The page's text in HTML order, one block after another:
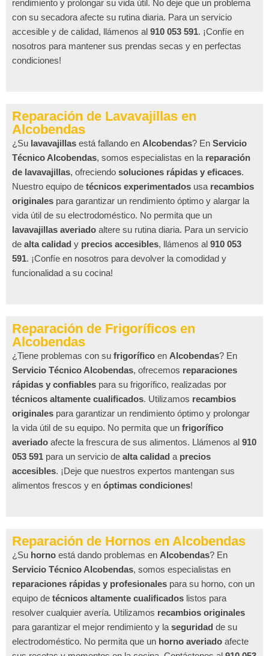
rendimiento y prolongar su vida útil. No deje que un problema
con su secadora afecte su rutina diaria. Para un servicio
accesible y de calidad, llámenos al 910 053 591. ¡Confíe en
nosotros para mantener sus prendas secas y en perfectas
condiciones!
Reparación de Lavavajillas en
Alcobendas
¿Su lavavajillas está fallando en Alcobendas? En Servicio
Técnico Alcobendas, somos especialistas en la reparación
de lavavajillas, ofreciendo soluciones rápidas y eficaces.
Nuestro equipo de técnicos experimentados usa recambios
originales para garantizar un rendimiento óptimo y alargar la
vida útil de su electrodoméstico. No permita que un
lavavajillas averiado altere su rutina diaria. Para un servicio
de alta calidad y precios accesibles, llámenos al 910 053
591. ¡Confíe en nosotros para devolver la comodidad y
funcionalidad a su cocina!
Reparación de Frigoríficos en
Alcobendas
¿Tiene problemas con su frigorífico en Alcobendas? En
Servicio Técnico Alcobendas, ofrecemos reparaciones
rápidas y confiables para su frigorífico, realizadas por
técnicos altamente cualificados. Utilizamos recambios
originales para garantizar un rendimiento óptimo y prolongar
la vida útil de su equipo. No permita que un frigorífico
averiado afecte la frescura de sus alimentos. Llámenos al 910
053 591 para un servicio de alta calidad a precios
accesibles. ¡Deje que nuestros expertos mantengan sus
alimentos frescos y en óptimas condiciones!
Reparación de Hornos en Alcobendas
¿Su horno está dando problemas en Alcobendas? En
Servicio Técnico Alcobendas, somos especialistas en
reparaciones rápidas y profesionales para su horno, con un
equipo de técnicos altamente cualificados listos para
resolver cualquier avería. Utilizamos recambios originales
para garantizar el mejor rendimiento y la seguridad de su
electrodoméstico. No permita que un horno averiado afecte